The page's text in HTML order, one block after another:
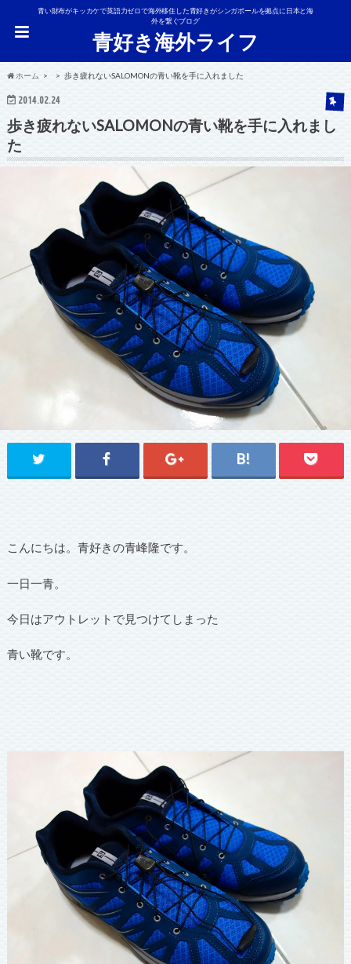
青い財布がキッカケで英語力ゼロで海外移住した青好きがシンガポールを拠点に日本と海
外を繋ぐブログ
青好き海外ライフ
ホーム 歩き疲れないSALOMONの青い靴を手に入れました
2014.02.24
歩き疲れないSALOMONの青い靴を手に入れまし
た
こんにちは。青好きの青峰隆です。
一日一青。
今日はアウトレットで見つけてしまった
青い靴です。